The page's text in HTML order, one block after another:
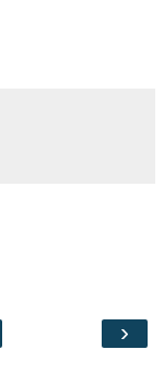
›